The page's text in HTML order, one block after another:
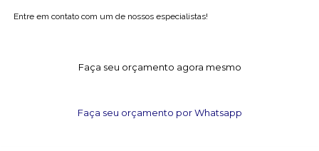
Entre em contato com um de nossos especialistas!
Faça seu orçamento agora mesmo
Faça seu orçamento por Whatsapp